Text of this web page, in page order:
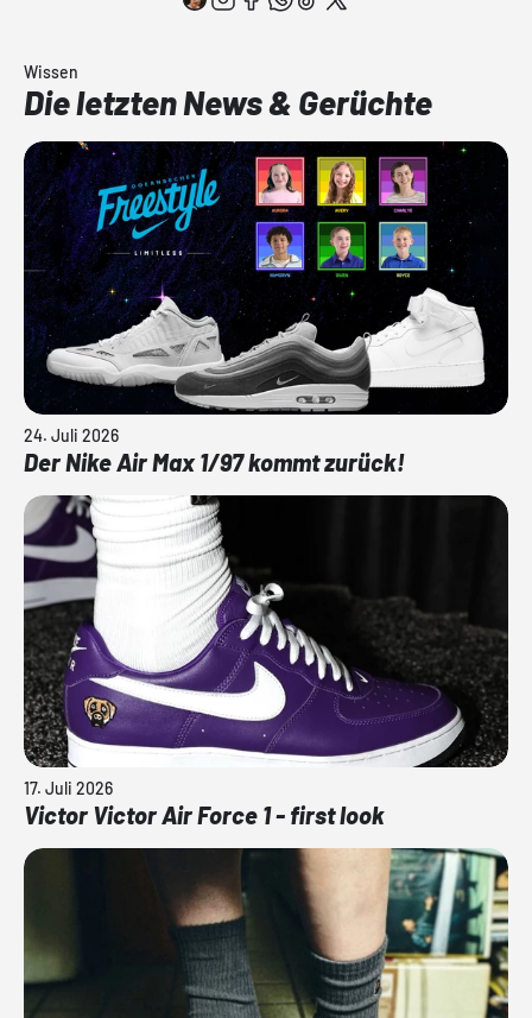
Wissen
Die letzten News & Gerüchte
24. Juli 2026
Der Nike Air Max 1/97 kommt zurück!
17. Juli 2026
Victor Victor Air Force 1 - first look